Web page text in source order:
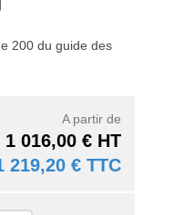
200 du guide des
A partir de
1 016,00 € HT
219,20 € TTC